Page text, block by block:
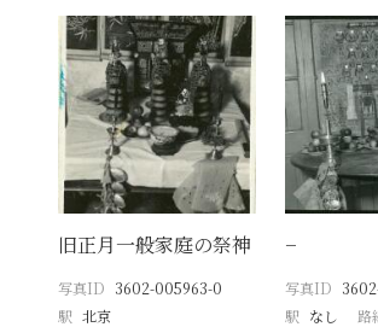
旧正月一般家庭の祭神
写真ID 3602-005963-0
駅 北京
−
写真ID
駅 なし 路